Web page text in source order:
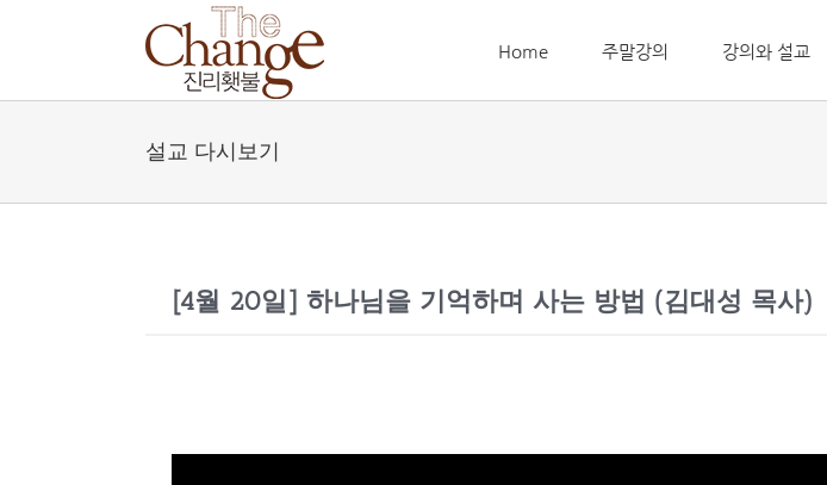
Home 주말강의 강의와 설교
설교 다시보기
[4월 20일] 하나님을 기억하며 사는 방법 (김대성 목사)